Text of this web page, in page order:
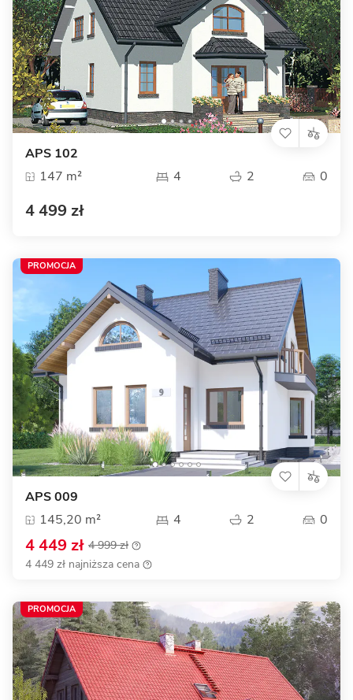
APS 102
147 m²
4 2 0
4 499 zł
APS 009
145,20 m²
4 2 0
4 449 zł 4 999 zł
4 449 zł najniższa cena
PROMOCJA
PROMOCJA